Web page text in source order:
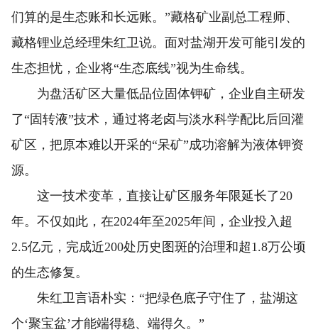
们算的是生态账和长远账。”藏格矿业副总工程师、
藏格锂业总经理朱红卫说。面对盐湖开发可能引发的
生态担忧，企业将“生态底线”视为生命线。
为盘活矿区大量低品位固体钾矿，企业自主研发
了“固转液”技术，通过将老卤与淡水科学配比后回灌
矿区，把原本难以开采的“呆矿”成功溶解为液体钾资
源。
这一技术变革，直接让矿区服务年限延长了20
年。不仅如此，在2024年至2025年间，企业投入超
2.5亿元，完成近200处历史图斑的治理和超1.8万公顷
的生态修复。
朱红卫言语朴实：“把绿色底子守住了，盐湖这
个‘聚宝盆’才能端得稳、端得久。”